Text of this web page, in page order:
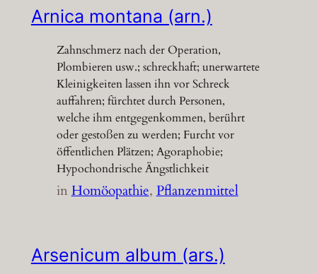
Arnica montana (arn.)
Zahnschmerz nach der Operation,
Plombieren usw.; schreckhaft; unerwartete
Kleinigkeiten lassen ihn vor Schreck
auffahren; fürchtet durch Personen,
welche ihm entgegenkommen, berührt
oder gestoßen zu werden; Furcht vor
öffentlichen Plätzen; Agoraphobie;
Hypochondrische Ängstlichkeit
inHomöopathie, Pflanzenmittel
Arsenicum album (ars.)